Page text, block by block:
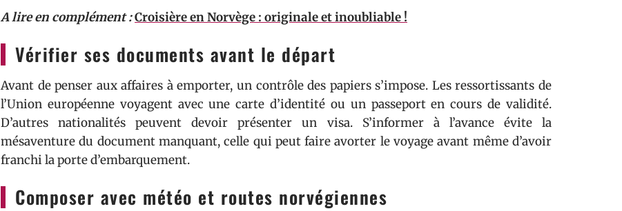
A lire en complément :Croisière en Norvège : originale et inoubliable !
Vérifier ses documents avant le départ
Avant de penser aux affaires à emporter, un contrôle des papiers s’impose. Les ressortissants de
l’Union européenne voyagent avec une carte d’identité ou un passeport en cours de validité.
D’autres nationalités peuvent devoir présenter un visa. S’informer à l’avance évite la
mésaventure du document manquant, celle qui peut faire avorter le voyage avant même d’avoir
franchi la porte d’embarquement.
Composer avec météo et routes norvégiennes